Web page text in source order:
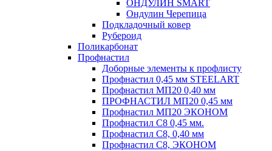
ОНДУЛИН SMART
Ондулин Черепица
Подкладочный ковер
Рубероид
Поликарбонат
Профнастил
Доборные элементы к профлисту
Профнастил 0,45 мм STEELART
Профнастил МП20 0,40 мм
ПРОФНАСТИЛ МП20 0,45 мм
Профнастил МП20 ЭКОНОМ
Профнастил С8 0,45 мм.
Профнастил С8, 0,40 мм
Профнастил С8, ЭКОНОМ